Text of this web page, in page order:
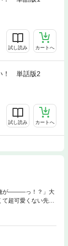
試し読み カートへ
！ 単話版2
試し読み カートへ
俺が―――っ！？」大
超可愛くない先輩
てつい口を滑らせ
木を煽ってしま
見透かした上でまさ
先輩と恋人なん